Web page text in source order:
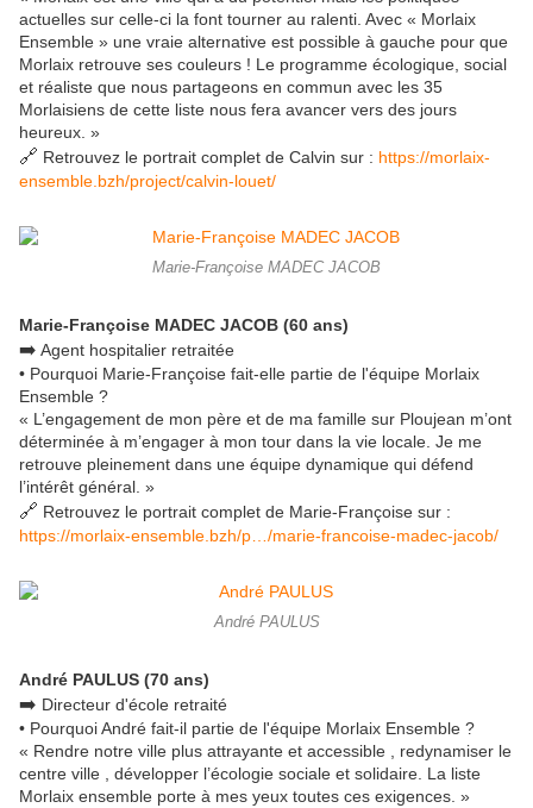
actuelles sur celle-ci la font tourner au ralenti. Avec « Morlaix
Ensemble » une vraie alternative est possible à gauche pour que
Morlaix retrouve ses couleurs ! Le programme écologique, social
et réaliste que nous partageons en commun avec les 35
Morlaisiens de cette liste nous fera avancer vers des jours
heureux. »
🔗 Retrouvez le portrait complet de Calvin sur : https://morlaix-
ensemble.bzh/project/calvin-louet/
Marie-Françoise MADEC JACOB
Marie-Françoise MADEC JACOB (60 ans)
➡️ Agent hospitalier retraitée
• Pourquoi Marie-Françoise fait-elle partie de l'équipe Morlaix
Ensemble ?
« L’engagement de mon père et de ma famille sur Ploujean m’ont
déterminée à m’engager à mon tour dans la vie locale. Je me
retrouve pleinement dans une équipe dynamique qui défend
l’intérêt général. »
🔗 Retrouvez le portrait complet de Marie-Françoise sur :
https://morlaix-ensemble.bzh/p…/marie-francoise-madec-jacob/
André PAULUS
André PAULUS (70 ans)
➡️ Directeur d'école retraité
• Pourquoi André fait-il partie de l'équipe Morlaix Ensemble ?
« Rendre notre ville plus attrayante et accessible , redynamiser le
centre ville , développer l’écologie sociale et solidaire. La liste
Morlaix ensemble porte à mes yeux toutes ces exigences. »